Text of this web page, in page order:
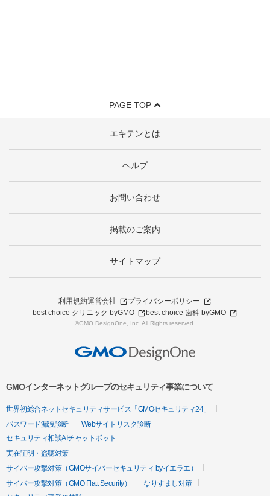
PAGE TOP
エキテンとは
ヘルプ
お問い合わせ
掲載のご案内
サイトマップ
利用規約運営会社
プライバシーポリシー
best choice クリニック byGMO
best choice 歯科 byGMO
©GMO DesignOne, Inc. All Rights reserved.
GMOインターネットグループのセキュリティ事業について
世界初総合ネットセキュリティサービス「GMOセキュリティ24」
パスワード漏洩診断
Webサイトリスク診断
セキュリティ相談AIチャットボット
実在証明・盗聴対策
サイバー攻撃対策（GMOサイバーセキュリティ byイエラエ）
サイバー攻撃対策（GMO Flatt Security）
なりすまし対策